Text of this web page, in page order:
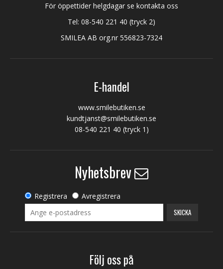
För öppettider helgdagar se kontakta oss
Tel: 08-540 221 40 (tryck 2)
SMILEA AB org.nr 556823-7324
E-handel
www.smilebutiken.se
kundtjanst@smilebutiken.se
08-540 221 40 (tryck 1)
Nyhetsbrev
Registrera Avregistrera
SKICKA
Följ oss på